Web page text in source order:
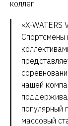
коллег.
«X-
Спортсмены
нашей
популярный
массовый